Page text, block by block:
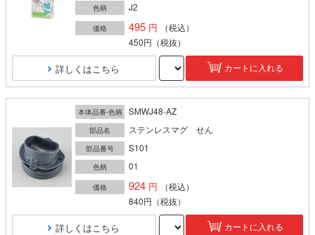
色柄 J2
価格 495
（税込）
450円 （税抜）
詳しくはこちら カートに入れる
本体品番-色柄 SMWJ48-AZ
部品名 ステンレスマグ せん
部品番号 S101
色柄 01
価格 924
（税込）
840円 （税抜）
詳しくはこちら カートに入れる